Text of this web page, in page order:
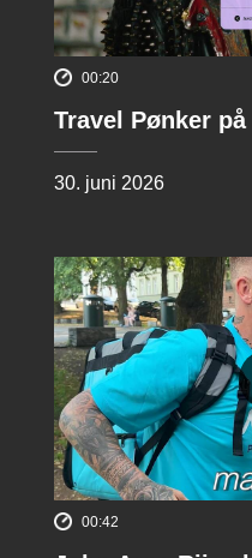
00:20
Travel Pønker
30. juni 2026
00:42